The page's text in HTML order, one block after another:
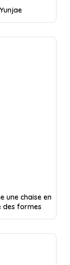
une chaise en
des formes